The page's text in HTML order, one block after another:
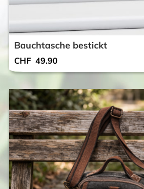
Bauchtasche bestickt
CHF 49.90